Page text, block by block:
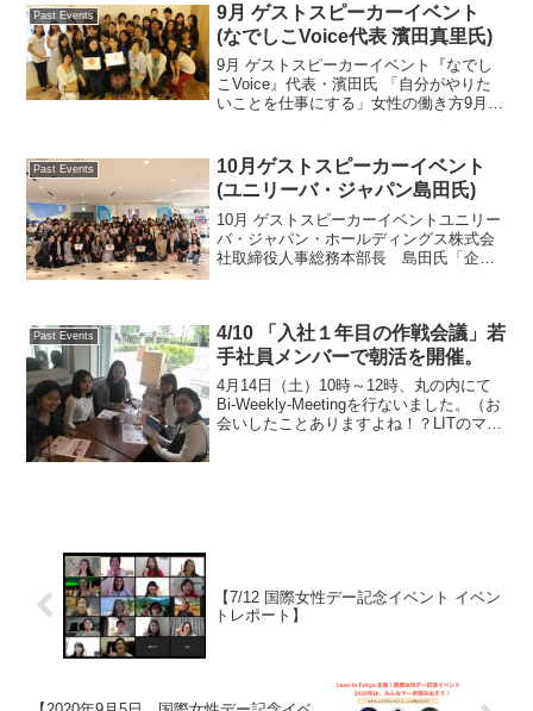
Past Events
9月 ゲストスピーカーイベント
(なでしこVoice代表 濱田真里氏)
9月 ゲストスピーカーイベント『なでし
こVoice』代表・濱田氏 「自分がやりた
いことを仕事にする」女性の働き方9月24
こVoice』代表の濱田真里さんをお招き
し、「自...
Past Events
10月ゲストスピーカーイベント
(ユニリーバ・ジャパン島田氏)
10月 ゲストスピーカーイベントユニリー
バ・ジャパン・ホールディングス株式会
社取締役人事総務本部長 島田氏「企業
ベントを開催しまし...
Past Events
4/10 「入社１年目の作戦会議」若
手社員メンバーで朝活を開催。
4月14日（土）10時～12時、丸の内にて
Bi-Weekly-Meetingを行ないました。（お
会いしたことありますよね！？LITのマン
【7/12 国際女性デー記念イベント イベン
トレポート】